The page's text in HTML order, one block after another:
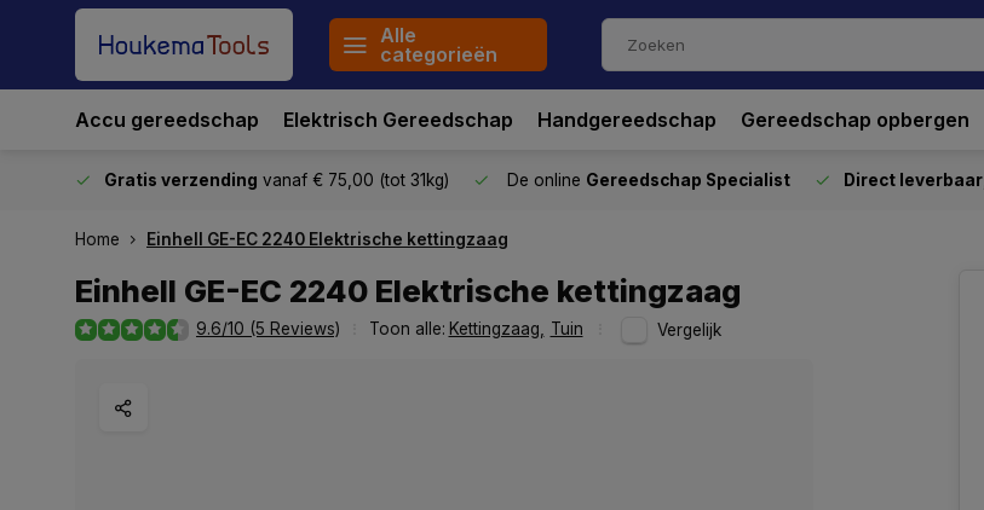
Alle
categorieën
Accu gereedschap Elektrisch Gereedschap Handgereedschap Gereedschap opbergen
Gratis verzending vanaf € 75,00 (tot 31kg) De online Gereedschap Specialist Direct leverbaar
Home Einhell GE-EC 2240 Elektrische kettingzaag
Einhell GE-EC 2240 Elektrische kettingzaag
9.6/10 (5 Reviews) Toon alle: Kettingzaag Tuin Vergelijk